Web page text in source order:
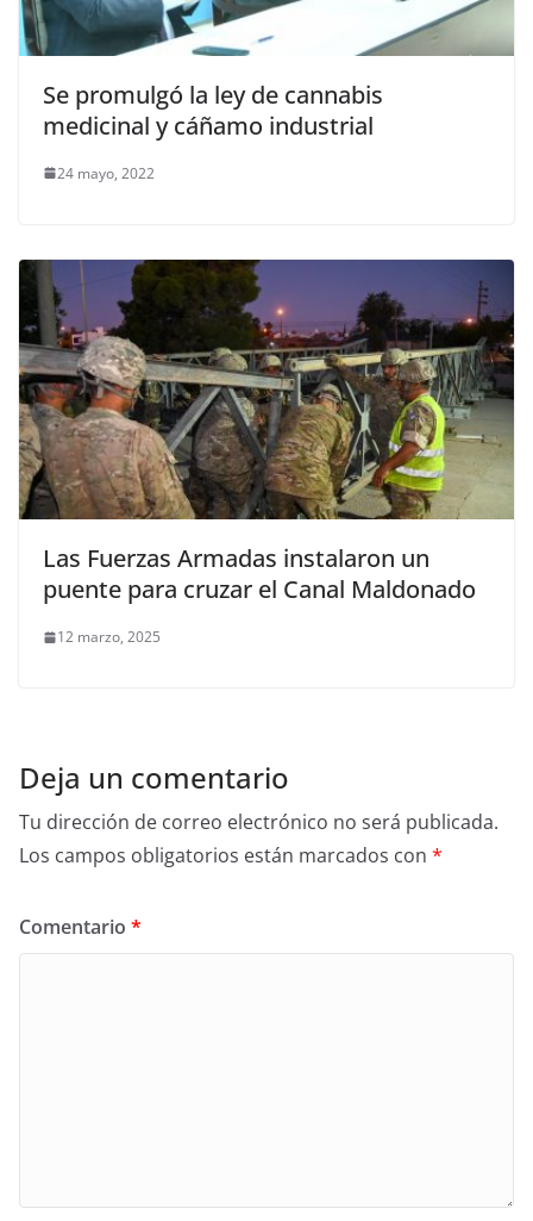
Se promulgó la ley de cannabis
medicinal y cáñamo industrial
24 mayo, 2022
Las Fuerzas Armadas instalaron un
puente para cruzar el Canal Maldonado
12 marzo, 2025
Deja un comentario
Tu dirección de correo electrónico no será publicada.
Los campos obligatorios están marcados con *
Comentario *